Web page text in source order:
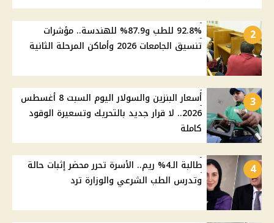
2
92.8% للطب و87.9% للهندسة.. مؤشرات
تنسيق الجامعات 2026 وأماكن المرحلة الثانية
3
أسعار البنزين والسولار اليوم السبت 8 أغسطس
2026.. لا قرار جديد بالتحريك وتسعيرة الوقود
كاملة
4
طالبة الـ4% ريم.. الأسرة تحرر محضر إثبات حالة
وتدرس الطب الشرعي والوزارة ترد